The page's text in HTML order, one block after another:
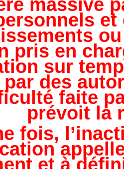
massive
pris en
sur
des
faite
prévoit la
fois,
et à